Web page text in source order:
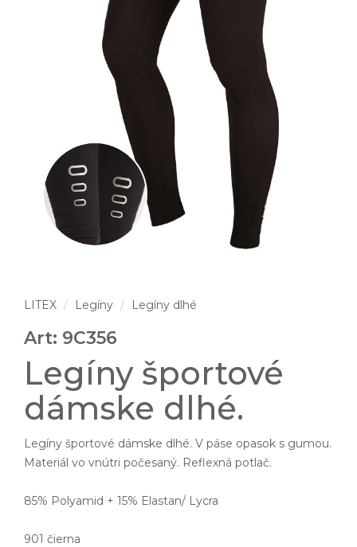
LITEX Legíny Legíny dlhé
Art: 9C356
Legíny športové
dámske dlhé.
Legíny športové dámske dlhé. V páse opasok s gumou.
Materiál vo vnútri počesaný. Reflexná potlač.
85% Polyamid + 15% Elastan/ Lycra
901 čierna